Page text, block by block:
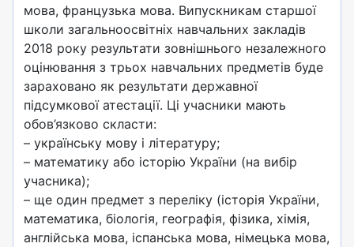
мова, французька мова. Випускникам старшої
школи загальноосвітніх навчальних закладів
2018 року результати зовнішнього незалежного
оцінювання з трьох навчальних предметів буде
зараховано як результати державної
підсумкової атестації. Ці учасники мають
обов’язково скласти:
– українську мову і літературу;
– математику або історію України (на вибір
учасника);
– ще один предмет з переліку (історія України,
математика, біологія, географія, фізика, хімія,
англійська мова, іспанська мова, німецька мова,